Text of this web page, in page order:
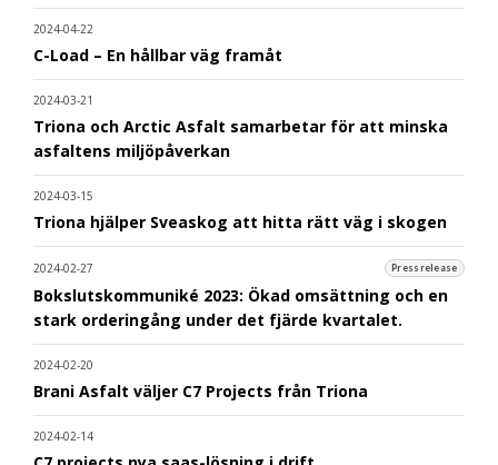
2024-04-22
C-Load – En hållbar väg framåt
2024-03-21
Triona och Arctic Asfalt samarbetar för att minska
asfaltens miljöpåverkan
2024-03-15
Triona hjälper Sveaskog att hitta rätt väg i skogen
2024-02-27 Pressrelease
Bokslutskommuniké 2023: Ökad omsättning och en
stark orderingång under det fjärde kvartalet.
2024-02-20
Brani Asfalt väljer C7 Projects från Triona
2024-02-14